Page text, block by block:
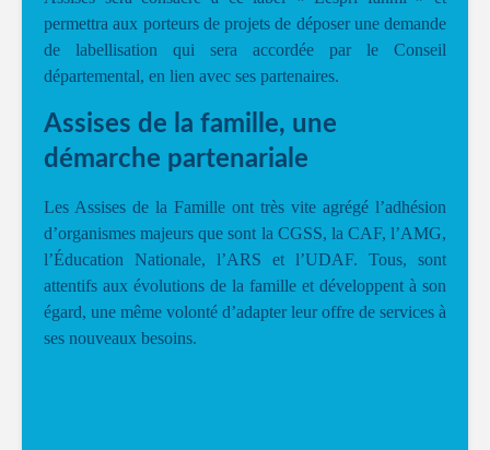
permettra aux porteurs de projets de déposer une demande
de labellisation qui sera accordée par le Conseil
départemental, en lien avec ses partenaires.
Assises de la famille, une
démarche partenariale
Les Assises de la Famille ont très vite agrégé l’adhésion
d’organismes majeurs que sont la CGSS, la CAF, l’AMG,
l’Éducation Nationale, l’ARS et l’UDAF. Tous, sont
attentifs aux évolutions de la famille et développent à son
égard, une même volonté d’adapter leur offre de services à
ses nouveaux besoins.